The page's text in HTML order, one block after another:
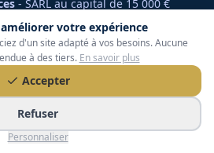
votre expérience
d'un site adapté à vos besoins. Aucune
à des tiers. En savoir plus
Accepter
Refuser
Personnaliser
- SARL au capital de 15 000 €
990 206 179 - Membre du réseau
360 Courtage
- Contrat n° CCOUK000785
Sine, 06570 Saint-Paul-de-Vence
Tous droits réservés.